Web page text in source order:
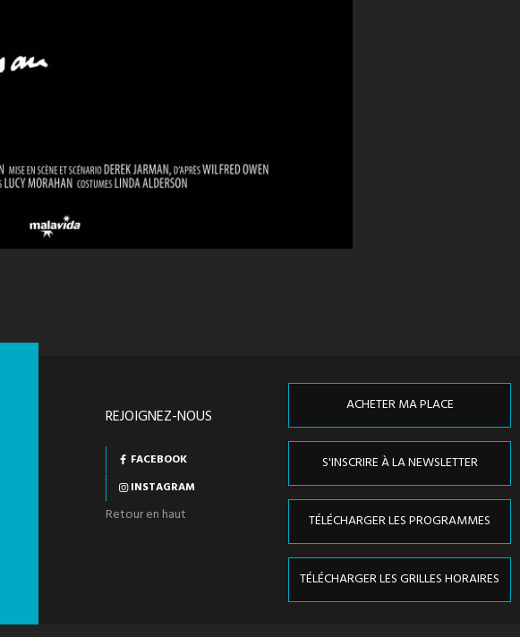
REJOIGNEZ-NOUS
FACEBOOK
INSTAGRAM
Retour en haut
ACHETER MA PLACE
S'INSCRIRE À LA NEWSLETTER
TÉLÉCHARGER LES PROGRAMMES
TÉLÉCHARGER LES GRILLES HORAIRES